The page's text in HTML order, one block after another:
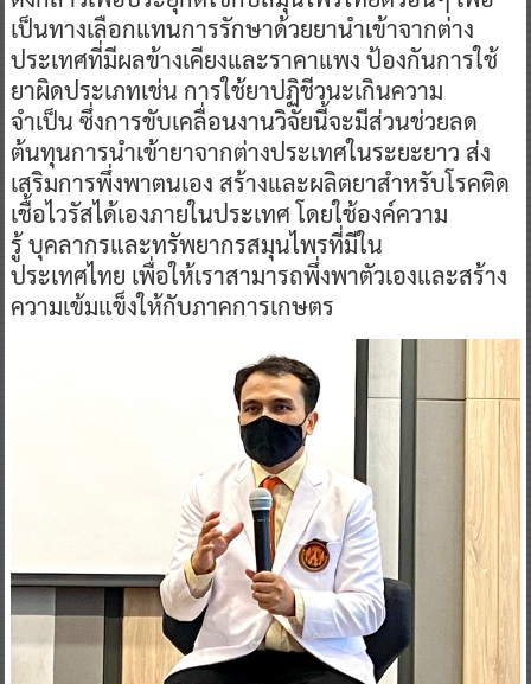
เป็นทางเลือกแทนการรักษาด้วยยานำเข้าจากต่าง
ประเทศที่มีผลข้างเคียงและราคาแพง ป้องกันการใช้
ยาผิดประเภทเช่น การใช้ยาปฏิชีวนะเกินความ
จำเป็น ซึ่งการขับเคลื่อนงานวิจัยนี้จะมีส่วนช่วยลด
ต้นทุนการนำเข้ายาจากต่างประเทศในระยะยาว ส่ง
เสริมการพึ่งพาตนเอง สร้างและผลิตยาสำหรับโรคติด
เชื้อไวรัสได้เองภายในประเทศ โดยใช้องค์ความ
รู้ บุคลากรและทรัพยากรสมุนไพรที่มีใน
ประเทศไทย เพื่อให้เราสามารถพึ่งพาตัวเองและสร้าง
ความเข้มแข็งให้กับภาคการเกษตร